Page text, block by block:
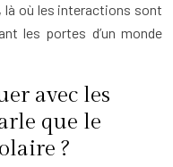
où les interactions sont
les portes d’un monde
avec les
que le
?